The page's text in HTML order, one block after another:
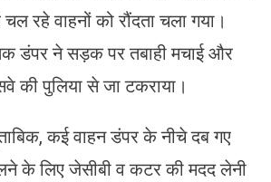
रहे वाहनों को रौंदता चला गया।
डंपर ने सड़क पर तबाही मचाई और
की पुलिया से जा टकराया।
कई वाहन डंपर के नीचे दब गए
के लिए जेसीबी व कटर की मदद लेनी